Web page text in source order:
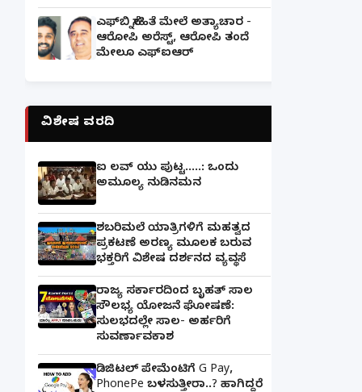
ಎಫ್‌ಬಿ ಸ್ನೇಹಿತೆ ಮೇಲೆ ಅತ್ಯಾಚಾರ -
ಆರೋಪಿ ಅರೆಸ್ಟ್, ಆರೋಪಿ ತಂದೆ
ಮೇಲೂ ಎಫ್ಐಆರ್
ವಿಶೇಷ ವರದಿ
ಐ ಲವ್ ಯು ಪುಟ್ಟ.....: ಒಂದು
ಅಮೂಲ್ಯ ನುಡಿನಮನ
ಶಬರಿಮಲೆ ಯಾತ್ರಿಗಳಿಗೆ ಮಹತ್ವದ
ಪ್ರಕಟಣೆ ಅರಣ್ಯ ಮೂಲಕ ಬರುವ
ಭಕ್ತರಿಗೆ ವಿಶೇಷ ದರ್ಶನದ ವ್ಯವಸ್ಥೆ
ರಾಜ್ಯ ಸರ್ಕಾರದಿಂದ ಬೃಹತ್ ಸಾಲ
ಸೌಲಭ್ಯ ಯೋಜನೆ ಘೋಷಣೆ:
ಸುಲಭದಲ್ಲೇ ಸಾಲ- ಅರ್ಹರಿಗೆ
ಸುವರ್ಣಾವಕಾಶ
ಡಿಜಿಟಲ್ ಪೇಮೆಂಟಿಗೆ G Pay,
PhonePe ಬಳಸುತ್ತೀರಾ..? ಹಾಗಿದ್ದರೆ